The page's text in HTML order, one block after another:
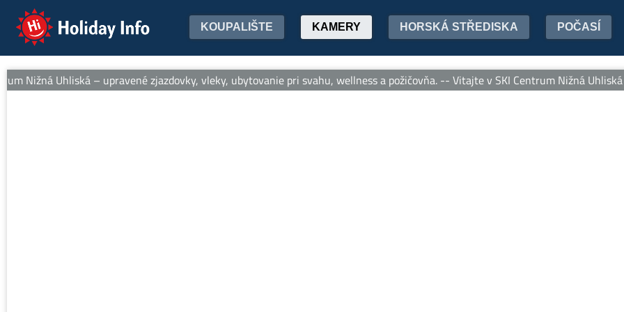
Holiday Info KOUPALIŠTE KAMERY HORSKÁ STŘEDISKA POČASÍ
Nižná Uhliská – upravené zjazdovky, vleky, ubytovanie pri svahu, wellness a požičovňa. -- Vitajte v SKI Centrum Nižná Uhliská